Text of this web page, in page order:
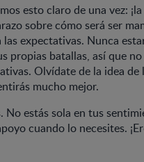
esto claro de una vez:
sobre cómo será ser
expectativas. Nunca
propias batallas, así que
Olvídate de la idea de
mucho mejor.
No estás sola en tus
cuando lo necesites.